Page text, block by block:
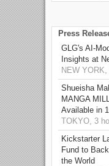
Press
GLG's AI-
Insights at
NEW
Shueisha
MANGA
Available in
TOKYO, 3
Kickstarter
Fund to
the World